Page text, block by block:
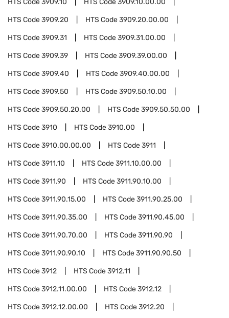
HTS Code3909.10 HTS Code3909.10.00.00
HTS Code3909.20 HTS Code3909.20.00.00
HTS Code3909.31 HTS Code3909.31.00.00
HTS Code3909.39 HTS Code3909.39.00.00
HTS Code3909.40 HTS Code3909.40.00.00
HTS Code3909.50 HTS Code3909.50.10.00
HTS Code3909.50.20.00 HTS Code3909.50.50.00
HTS Code3910 HTS Code3910.00
HTS Code3910.00.00.00 HTS Code3911
HTS Code3911.10 HTS Code3911.10.00.00
HTS Code3911.90 HTS Code3911.90.10.00
HTS Code3911.90.15.00 HTS Code3911.90.25.00
HTS Code3911.90.35.00 HTS Code3911.90.45.00
HTS Code3911.90.70.00 HTS Code3911.90.90
HTS Code3911.90.90.10 HTS Code3911.90.90.50
HTS Code3912 HTS Code3912.11
HTS Code3912.11.00.00 HTS Code3912.12
HTS Code3912.12.00.00 HTS Code3912.20